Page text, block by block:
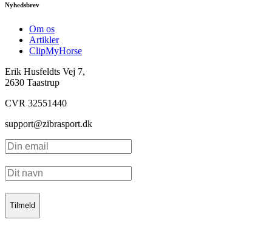
Nyhedsbrev
Om os
Artikler
ClipMyHorse
Erik Husfeldts Vej 7,
2630 Taastrup
CVR 32551440
support@zibrasport.dk
Tilmeld